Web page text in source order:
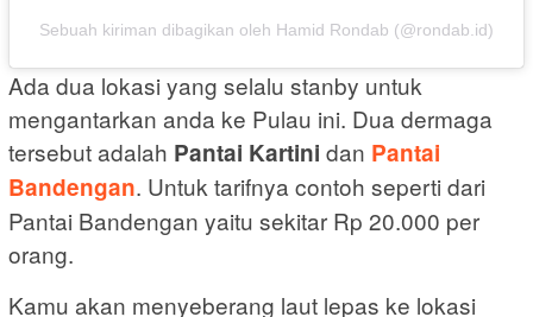
Sebuah kiriman dibagikan oleh Hamid Rondab (@rondab.id)
Ada dua lokasi yang selalu stanby untuk
mengantarkan anda ke Pulau ini. Dua dermaga
tersebut adalah Pantai Kartini dan Pantai
Bandengan. Untuk tarifnya contoh seperti dari
Pantai Bandengan yaitu sekitar Rp 20.000 per
orang.
Kamu akan menyeberang laut lepas ke lokasi